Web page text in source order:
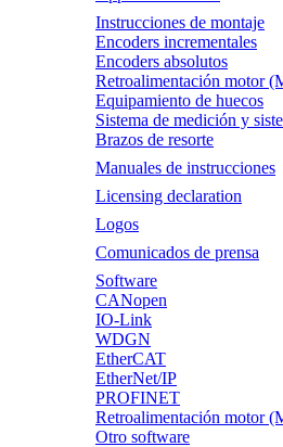
Instrucciones de montaje
Encoders incrementales
Encoders absolutos
Retroalimentación motor
Equipamiento de huecos
Sistema de medición y
Brazos de resorte
Manuales de instrucciones
Licensing declaration
Logos
Comunicados de prensa
Software
CANopen
IO-Link
WDGN
EtherCAT
EtherNet/IP
PROFINET
Retroalimentación motor
Otro software